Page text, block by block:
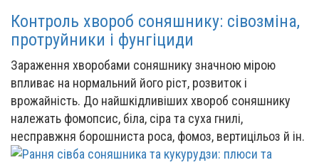
Контроль хвороб соняшнику: сівозміна,
протруйники і фунгіциди
Зараження хворобами соняшнику значною мірою
впливає на нормальний його ріст, розвиток і
врожайність. До найшкідливіших хвороб соняшнику
належать фомопсис, біла, сіра та суха гнилі,
несправжня борошниста роса, фомоз, вертицільоз й ін.